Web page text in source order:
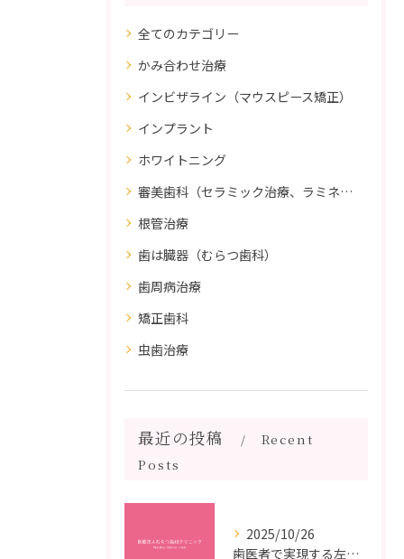
全てのカテゴリー
かみ合わせ治療
インビザライン（マウスピース矯正）
インプラント
ホワイトニング
審美歯科（セラミック治療、ラミネートべニア、ダイレクトボンディング）
根管治療
歯は臓器（むらつ歯科）
歯周病治療
矯正歯科
虫歯治療
最近の投稿
Recent
Posts
2025/10/26
歯医者で実現する左右対称治療のポイントと矯正治療選びの疑問解決ガイド